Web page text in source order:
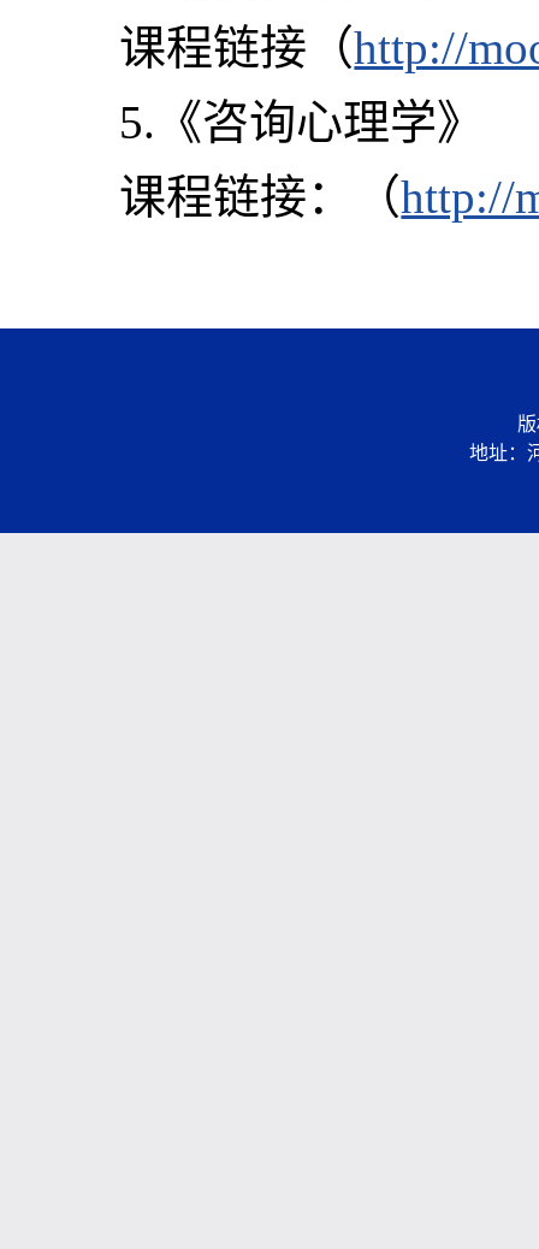
课程链接（http://
5.《咨询心理学》
课程链接：（http://
地址：